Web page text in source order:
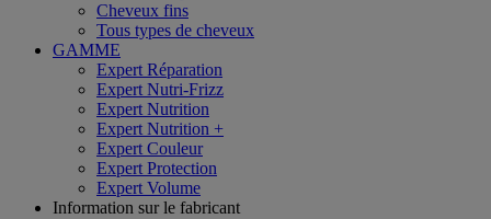
Cheveux fins
Tous types de cheveux
GAMME
Expert Réparation
Expert Nutri-Frizz
Expert Nutrition
Expert Nutrition +
Expert Couleur
Expert Protection
Expert Volume
Information sur le fabricant